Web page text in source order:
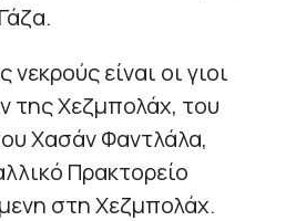
είναι οι γιοι
της Χεζμπολάχ, του
Χασάν Φαντλάλα,
Πρακτορείο
στη Χεζμπολάχ.